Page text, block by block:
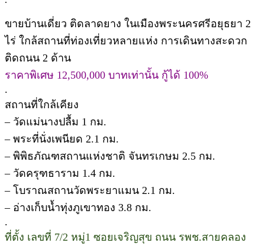
ขายบ้านเดี่ยว ติดลาดยาง ในเมืองพระนครศรีอยุธยา 2
ไร่ ใกล้สถานที่ท่องเที่ยวหลายแห่ง การเดินทางสะดวก
ติดถนน 2 ด้าน
ราคาพิเศษ 12,500,000 บาทเท่านั้น กู้ได้ 100%
.
สถานที่ใกล้เคียง
– วัดแม่นางปลื้ม 1 กม.
– พระที่นั่งเพนียด 2.1 กม.
– พิพิธภัณฑสถานแห่งชาติ จันทรเกษม 2.5 กม.
– วัดครุฑธาราม 1.4 กม.
– โบราณสถานวัดพระยาแมน 2.1 กม.
– อ่างเก็บน้ำทุ่งภูเขาทอง 3.8 กม.
.
ที่ตั้ง เลขที่ 7/2 หมู่1 ซอยเจริญสุข ถนน รพช.สายคลอง